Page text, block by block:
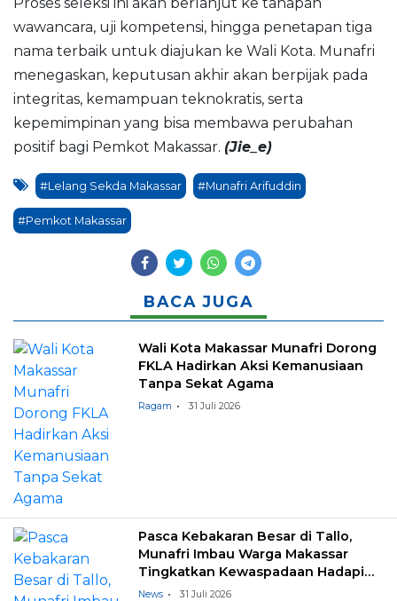
wawancara, uji kompetensi, hingga penetapan tiga
nama terbaik untuk diajukan ke Wali Kota. Munafri
menegaskan, keputusan akhir akan berpijak pada
integritas, kemampuan teknokratis, serta
kepemimpinan yang bisa membawa perubahan
positif bagi Pemkot Makassar. (Jie_e)
#Lelang Sekda Makassar #Munafri Arifuddin
#Pemkot Makassar
BACA JUGA
Wali Kota Makassar Munafri Dorong
FKLA Hadirkan Aksi Kemanusiaan
Tanpa Sekat Agama
Ragam 31 Juli 2026
Pasca Kebakaran Besar di Tallo,
Munafri Imbau Warga Makassar
Tingkatkan Kewaspadaan Hadapi
Musim Kemarau
News 31 Juli 2026